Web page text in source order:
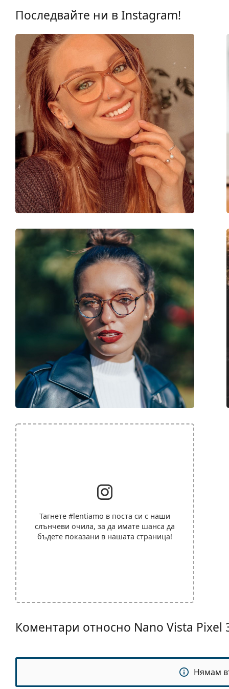
Категория:
Диоптрични очила
Марка:
Nano Vista
Последвайте ни в Instagram!
Тагнете #lentiamo в поста си с наши
слънчеви очила, за да имате шанса да
бъдете показани в нашата страница!
Коментари относно Nano Vista Pixel
Нямам